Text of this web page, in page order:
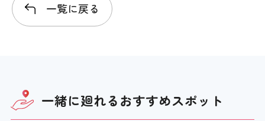
スロープ
設備
一覧に戻る
一緒に廻れるおすすめスポット